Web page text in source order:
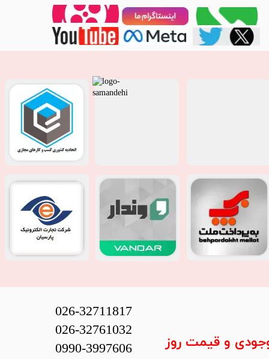
026-32711817
026-32761032
0990-3997606
و قیمت روز